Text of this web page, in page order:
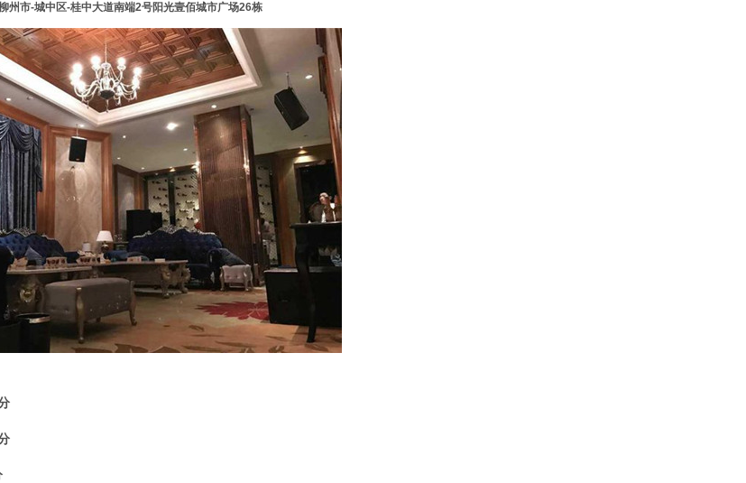
州市-城中区-桂中大道南端2号阳光壹佰城市广场26栋